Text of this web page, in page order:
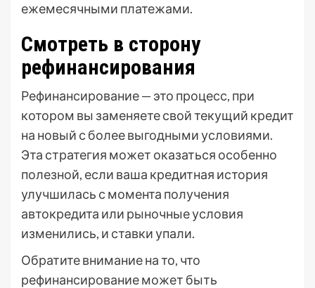
ежемесячными платежами.
Смотреть в сторону
рефинансирования
Рефинансирование — это процесс, при
котором вы заменяете свой текущий кредит
на новый с более выгодными условиями.
Эта стратегия может оказаться особенно
полезной, если ваша кредитная история
улучшилась с момента получения
автокредита или рыночные условия
изменились, и ставки упали.
Обратите внимание на то, что
рефинансирование может быть